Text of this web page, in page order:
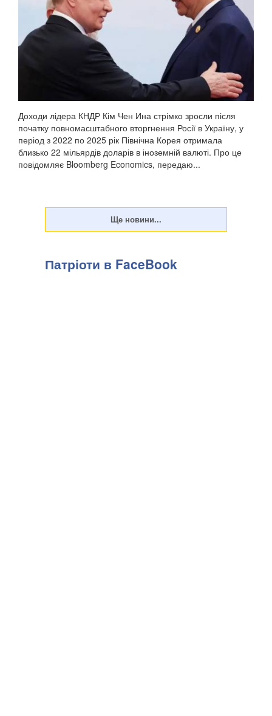
Доходи лідера КНДР Кім Чен Ина стрімко зросли після
початку повномасштабного вторгнення Росії в Україну, у
період з 2022 по 2025 рік Північна Корея отримала
близько 22 мільярдів доларів в іноземній валюті. Про це
повідомляє Bloomberg Economics, передаю...
Патріоти в FaceBook